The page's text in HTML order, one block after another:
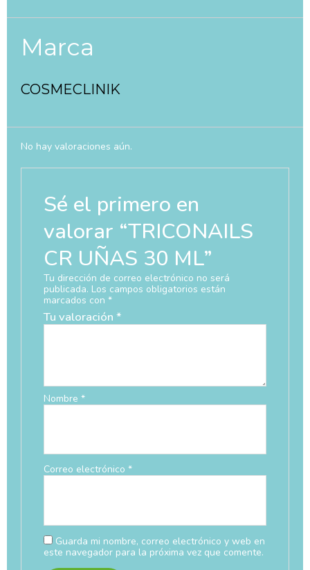
Marca
COSMECLINIK
No hay valoraciones aún.
Sé el primero en
valorar “TRICONAILS
CR UÑAS 30 ML”
Tu dirección de correo electrónico no será
publicada. Los campos obligatorios están
marcados con *
Tu valoración *
Nombre *
Correo electrónico *
Guarda mi nombre, correo electrónico y web en
este navegador para la próxima vez que comente.